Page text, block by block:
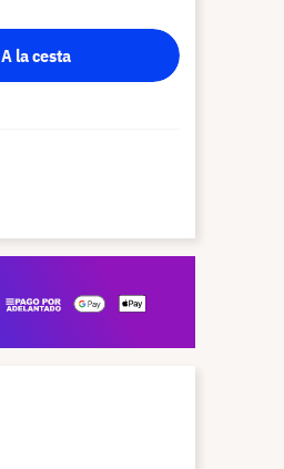
A la cesta